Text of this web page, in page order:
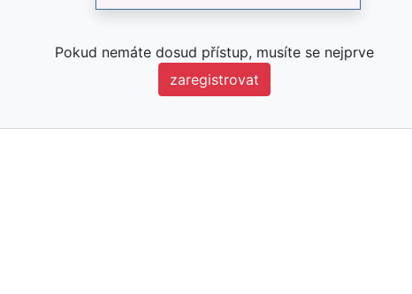
Pokud nemáte dosud přístup, musíte se nejprve
zaregistrovat